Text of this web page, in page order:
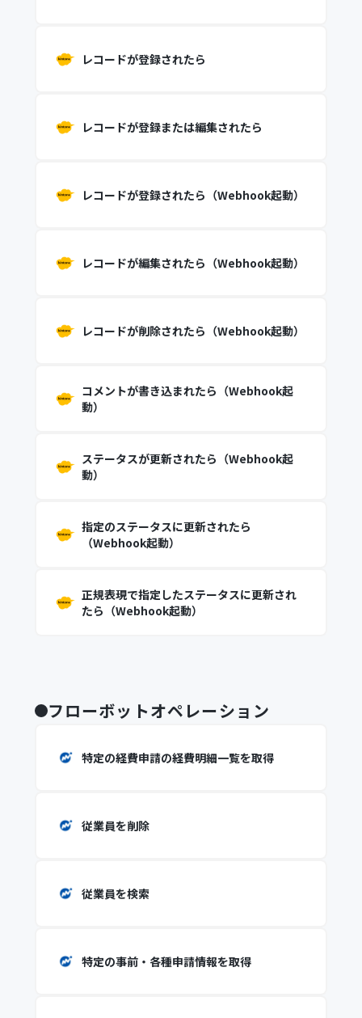
レコードが登録されたら
レコードが登録または編集されたら
レコードが登録されたら（Webhook起動）
レコードが編集されたら（Webhook起動）
レコードが削除されたら（Webhook起動）
コメントが書き込まれたら（Webhook起
動）
ステータスが更新されたら（Webhook起
動）
指定のステータスに更新されたら
（Webhook起動）
正規表現で指定したステータスに更新され
たら（Webhook起動）
フローボットオペレーション
特定の経費申請の経費明細一覧を取得
従業員を削除
従業員を検索
特定の事前・各種申請情報を取得